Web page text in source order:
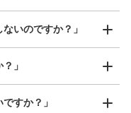
を
多数
いのですか？」
」
すか？」